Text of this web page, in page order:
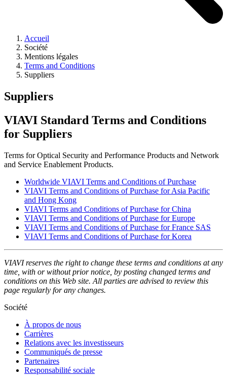
Accueil
Société
Mentions légales
Terms and Conditions
Suppliers
Suppliers
VIAVI Standard Terms and Conditions
for Suppliers
Terms for Optical Security and Performance Products and Network
and Service Enablement Products.
Worldwide VIAVI Terms and Conditions of Purchase
VIAVI Terms and Conditions of Purchase for Asia Pacific
and Hong Kong
VIAVI Terms and Conditions of Purchase for China
VIAVI Terms and Conditions of Purchase for Europe
VIAVI Terms and Conditions of Purchase for France SAS
VIAVI Terms and Conditions of Purchase for Korea
VIAVI reserves the right to change these terms and conditions at any
time, with or without prior notice, by posting changed terms and
conditions on this Web site. All parties are advised to review this
page regularly for any changes.
Société
À propos de nous
Carrières
Relations avec les investisseurs
Communiqués de presse
Partenaires
Responsabilité sociale